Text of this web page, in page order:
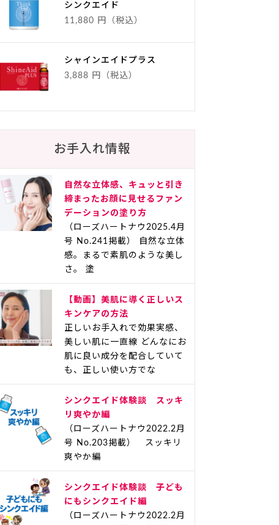
シンクエイド
11,880 円（税込）
シャインエイドプラス
3,888 円（税込）
お手入れ情報
自然な立体感、キュッと引き
締まったお顔に見せるファン
デーションの塗り方
（ローズハートナウ2025.4月
号 No.241掲載） 自然な立体
感。まるで素肌のような美し
さ。 塗
【動画】美肌に導く正しいス
キンケアの方法
正しいお手入れで効果実感、
美しい肌に一直線 どんなにお
肌に良い成分を配合していて
も、正しい使い方でな
シンクエイド体験談 スッキ
リ爽やか編
（ローズハートナウ2022.2月
号 No.203掲載） スッキリ
爽やか編
シンクエイド体験談 子ども
にもシンクエイド編
（ローズハートナウ2022.2月